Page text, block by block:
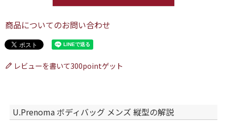
商品についてのお問い合わせ
レビューを書いて300pointゲット
U.Prenoma ボディバッグ メンズ 縦型の解説